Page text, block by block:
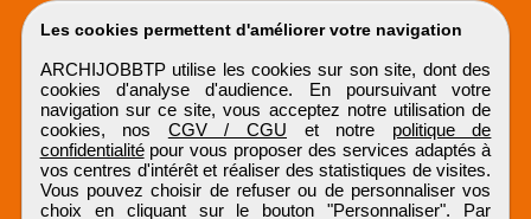
Les cookies permettent d'améliorer votre navigation
ARCHIJOBBTP utilise les cookies sur son site, dont des
cookies d'analyse d'audience. En poursuivant votre
navigation sur ce site, vous acceptez notre utilisation de
cookies, nos CGV / CGU et notre politique de
confidentialitépour vous proposer des services adaptés à
vos centres d'intérêt et réaliser des statistiques de visites.
Vous pouvez choisir de refuser ou de personnaliser vos
choix en cliquant sur le bouton "Personnaliser". Par